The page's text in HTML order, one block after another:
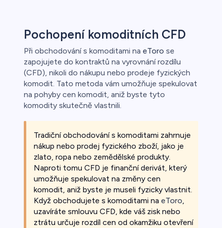
Pochopení komoditních CFD
Při obchodování s komoditami na eToro se
zapojujete do kontraktů na vyrovnání rozdílu
(CFD), nikoli do nákupu nebo prodeje fyzických
komodit. Tato metoda vám umožňuje spekulovat
na pohyby cen komodit, aniž byste tyto
komodity skutečně vlastnili.
Tradiční obchodování s komoditami zahrnuje
nákup nebo prodej fyzického zboží, jako je
zlato, ropa nebo zemědělské produkty.
Naproti tomu CFD je finanční derivát, který
umožňuje spekulovat na změny cen
komodit, aniž byste je museli fyzicky vlastnit.
Když obchodujete s komoditami na eToro,
uzavíráte smlouvu CFD, kde váš zisk nebo
ztrátu určuje rozdíl cen od okamžiku otevření